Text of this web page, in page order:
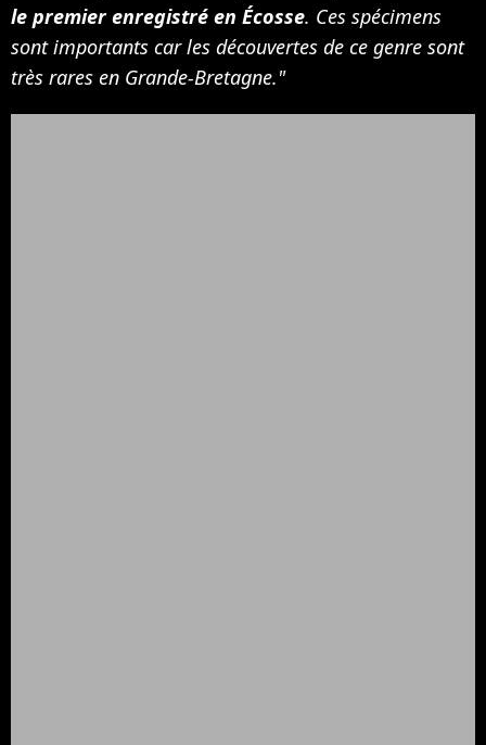
le premier enregistré en Écosse. Ces spécimens
sont importants car les découvertes de ce genre sont
très rares en Grande-Bretagne."